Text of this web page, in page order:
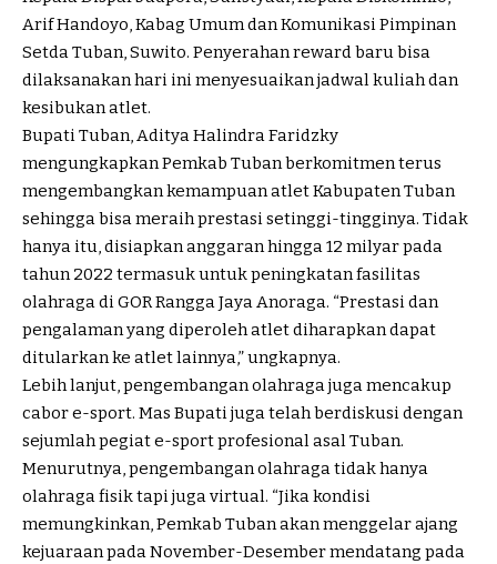
Arif Handoyo, Kabag Umum dan Komunikasi Pimpinan
Setda Tuban, Suwito. Penyerahan reward baru bisa
dilaksanakan hari ini menyesuaikan jadwal kuliah dan
kesibukan atlet.
Bupati Tuban, Aditya Halindra Faridzky
mengungkapkan Pemkab Tuban berkomitmen terus
mengembangkan kemampuan atlet Kabupaten Tuban
sehingga bisa meraih prestasi setinggi-tingginya. Tidak
hanya itu, disiapkan anggaran hingga 12 milyar pada
tahun 2022 termasuk untuk peningkatan fasilitas
olahraga di GOR Rangga Jaya Anoraga. “Prestasi dan
pengalaman yang diperoleh atlet diharapkan dapat
ditularkan ke atlet lainnya,” ungkapnya.
Lebih lanjut, pengembangan olahraga juga mencakup
cabor e-sport. Mas Bupati juga telah berdiskusi dengan
sejumlah pegiat e-sport profesional asal Tuban.
Menurutnya, pengembangan olahraga tidak hanya
olahraga fisik tapi juga virtual. “Jika kondisi
memungkinkan, Pemkab Tuban akan menggelar ajang
kejuaraan pada November-Desember mendatang pada